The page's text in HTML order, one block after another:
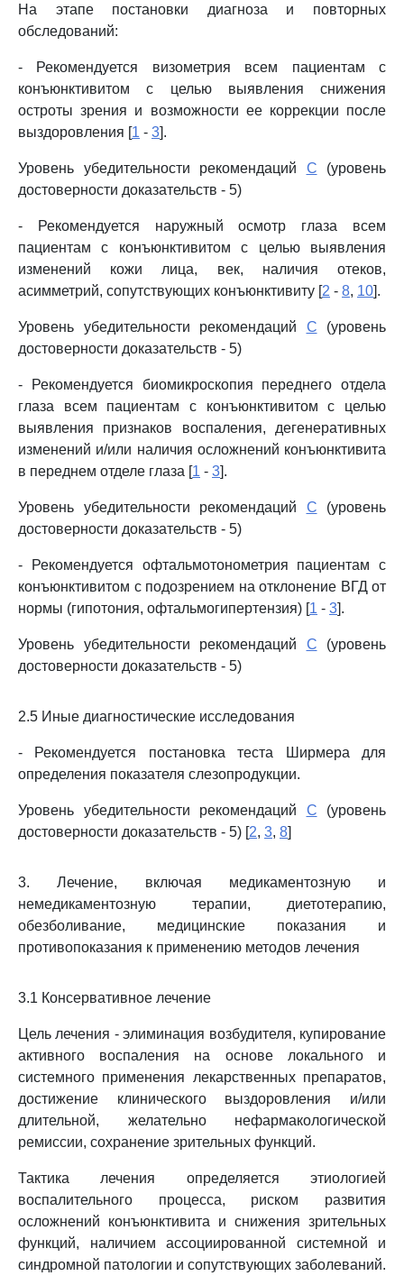
На этапе постановки диагноза и повторных
обследований:
- Рекомендуется визометрия всем пациентам с
конъюнктивитом с целью выявления снижения
остроты зрения и возможности ее коррекции после
выздоровления [1 - 3].
Уровень убедительности рекомендаций C (уровень
достоверности доказательств - 5)
- Рекомендуется наружный осмотр глаза всем
пациентам с конъюнктивитом с целью выявления
изменений кожи лица, век, наличия отеков,
асимметрий, сопутствующих конъюнктивиту [2 - 8, 10].
Уровень убедительности рекомендаций C (уровень
достоверности доказательств - 5)
- Рекомендуется биомикроскопия переднего отдела
глаза всем пациентам с конъюнктивитом с целью
выявления признаков воспаления, дегенеративных
изменений и/или наличия осложнений конъюнктивита
в переднем отделе глаза [1 - 3].
Уровень убедительности рекомендаций C (уровень
достоверности доказательств - 5)
- Рекомендуется офтальмотонометрия пациентам с
конъюнктивитом с подозрением на отклонение ВГД от
нормы (гипотония, офтальмогипертензия) [1 - 3].
Уровень убедительности рекомендаций C (уровень
достоверности доказательств - 5)
2.5 Иные диагностические исследования
- Рекомендуется постановка теста Ширмера для
определения показателя слезопродукции.
Уровень убедительности рекомендаций C (уровень
достоверности доказательств - 5) [2, 3, 8]
3. Лечение, включая медикаментозную и
немедикаментозную терапии, диетотерапию,
обезболивание, медицинские показания и
противопоказания к применению методов лечения
3.1 Консервативное лечение
Цель лечения - элиминация возбудителя, купирование
активного воспаления на основе локального и
системного применения лекарственных препаратов,
достижение клинического выздоровления и/или
длительной, желательно нефармакологической
ремиссии, сохранение зрительных функций.
Тактика лечения определяется этиологией
воспалительного процесса, риском развития
осложнений конъюнктивита и снижения зрительных
функций, наличием ассоциированной системной и
синдромной патологии и сопутствующих заболеваний.